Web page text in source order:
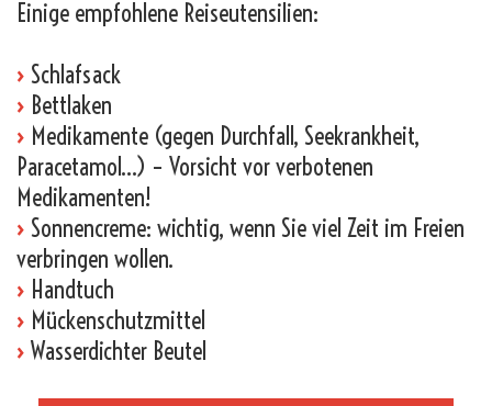
Einige empfohlene Reiseutensilien:
› Schlafsack
› Bettlaken
› Medikamente (gegen Durchfall, Seekrankheit,
Paracetamol…) – Vorsicht vor verbotenen
Medikamenten!
› Sonnencreme: wichtig, wenn Sie viel Zeit im Freien
verbringen wollen.
› Handtuch
› Mückenschutzmittel
› Wasserdichter Beutel